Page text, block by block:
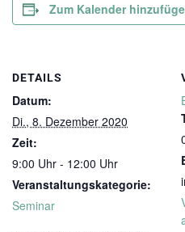
Zum Kalender
DETAILS
Datum:
Di., 8. Dezember 2020
Zeit:
9:00 Uhr - 12:00 Uhr
Veranstaltungskategorie:
Seminar